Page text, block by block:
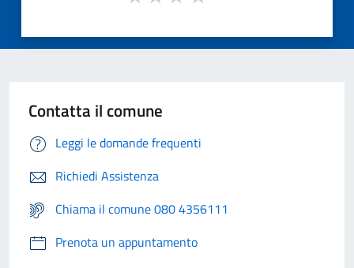
Contatta il comune
Leggi le domande frequenti
Richiedi Assistenza
Chiama il comune 080 4356111
Prenota un appuntamento